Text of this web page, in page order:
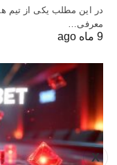
X
در این مطلب یکی از تیم
معرفی…
9 ماه ago